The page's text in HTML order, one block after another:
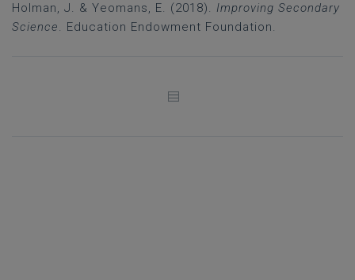
Holman, J. & Yeomans, E. (2018). Improving Secondary
Science. Education Endowment Foundation.